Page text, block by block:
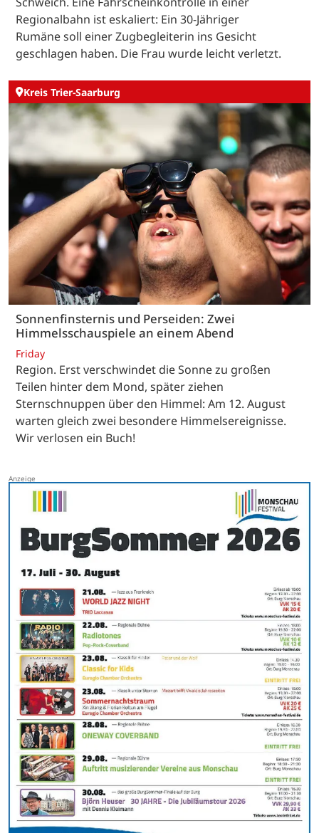
Regionalbahn ist eskaliert: Ein 30-Jähriger
Rumäne soll einer Zugbegleiterin ins Gesicht
geschlagen haben. Die Frau wurde leicht verletzt.
Kreis Trier-Saarburg
Sonnenfinsternis und Perseiden: Zwei
Himmelsschauspiele an einem Abend
Friday
Region. Erst verschwindet die Sonne zu großen
Teilen hinter dem Mond, später ziehen
Sternschnuppen über den Himmel: Am 12. August
warten gleich zwei besondere Himmelsereignisse.
Wir verlosen ein Buch!